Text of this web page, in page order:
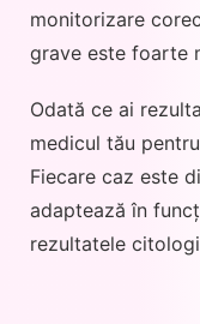
monitorizare
grave este foarte
Odată ce ai
medicul tău
Fiecare caz este
adaptează în
rezultatele